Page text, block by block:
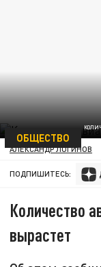
ОБЩЕСТВО
АЛЕКСАНДР ЛОГИНОВ
ПОДПИШИТЕСЬ:
Количество
вырастет